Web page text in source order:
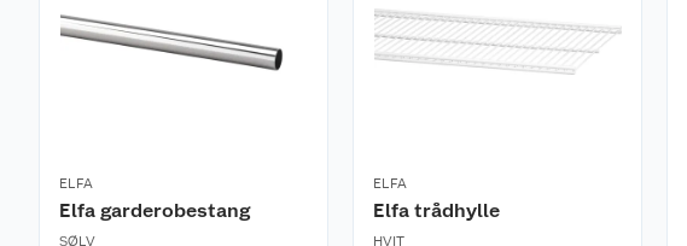
ELFA
Elfa garderobestang
SØLV
ELFA
Elfa trådhylle
HVIT